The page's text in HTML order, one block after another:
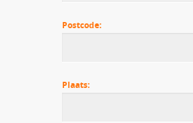
Postcode:
Plaats: